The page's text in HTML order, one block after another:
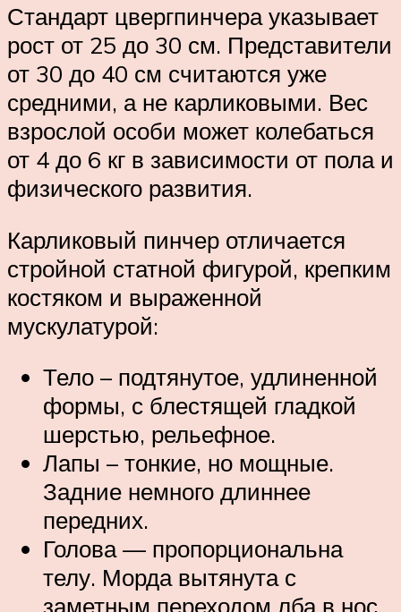
Стандарт цвергпинчера указывает
рост от 25 до 30 см. Представители
от 30 до 40 см считаются уже
средними, а не карликовыми. Вес
взрослой особи может колебаться
от 4 до 6 кг в зависимости от пола и
физического развития.
Карликовый пинчер отличается
стройной статной фигурой, крепким
костяком и выраженной
мускулатурой:
Тело – подтянутое, удлиненной
формы, с блестящей гладкой
шерстью, рельефное.
Лапы – тонкие, но мощные.
Задние немного длиннее
передних.
Голова — пропорциональна
телу. Морда вытянута с
заметным переходом лба в нос.